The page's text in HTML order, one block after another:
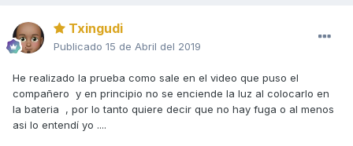
Txingudi
Publicado 15 de Abril del 2019
He realizado la prueba como sale en el video que puso el
compañero y en principio no se enciende la luz al colocarlo en
la bateria , por lo tanto quiere decir que no hay fuga o al menos
asi lo entendí yo ....